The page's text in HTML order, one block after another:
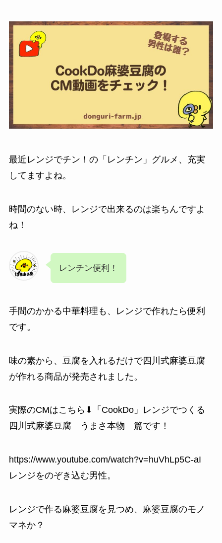
最近レンジでチン！の「レンチン」グルメ、充実
してますよね。
時間のない時、レンジで出来るのは楽ちんですよ
ね！
レンチン便利！
手間のかかる中華料理も、レンジで作れたら便利
です。
味の素から、豆腐を入れるだけで四川式麻婆豆腐
が作れる商品が発売されました。
実際のCMはこちら⬇「CookDo」レンジでつくる
四川式麻婆豆腐 うまさ本物 篇です！
https://www.youtube.com/watch?v=huVhLp5C-aI
レンジをのぞき込む男性。
レンジで作る麻婆豆腐を見つめ、麻婆豆腐のモノ
マネか？